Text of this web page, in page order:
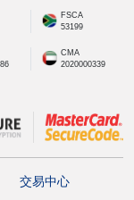
FSCA
53199
CMA
2020000339
交易中心